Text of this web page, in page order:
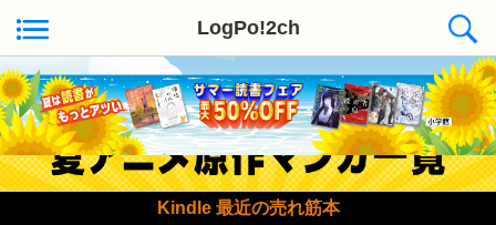
LogPo!2ch
ハムスター速報
Kindle 最近の売れ筋本